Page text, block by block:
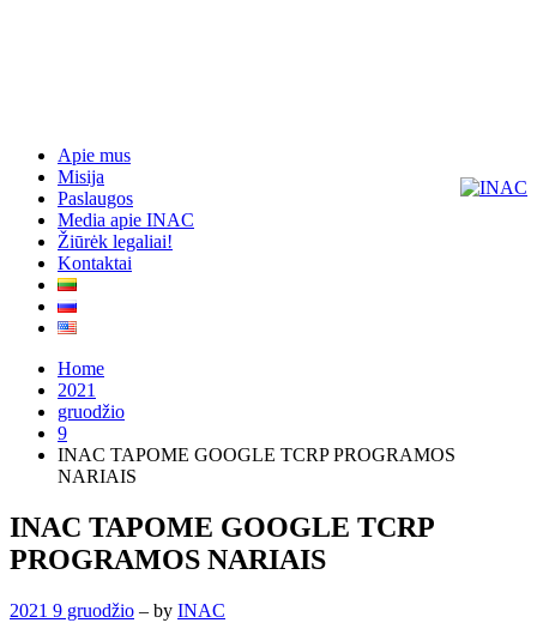
Apie mus
Misija
Paslaugos
Media apie INAC
Žiūrėk legaliai!
Kontaktai
Home
2021
gruodžio
9
INAC TAPOME GOOGLE TCRP PROGRAMOS
NARIAIS
INAC TAPOME GOOGLE TCRP
PROGRAMOS NARIAIS
2021 9 gruodžio – by INAC